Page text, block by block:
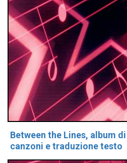
Between the Lines, album
canzoni e traduzione testo